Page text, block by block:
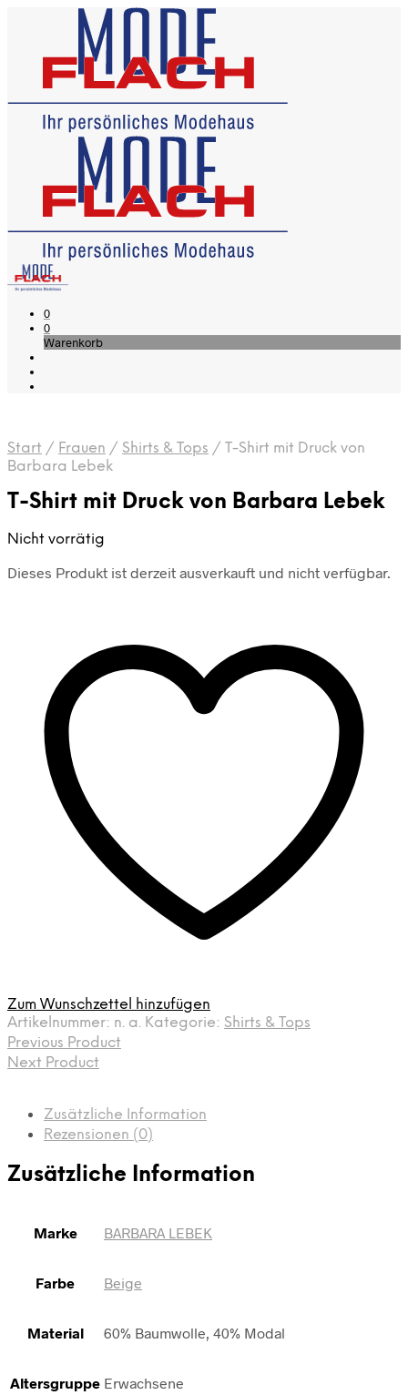
0
0
Warenkorb
Start / Frauen / Shirts & Tops / T-Shirt mit Druck von
Barbara Lebek
T-Shirt mit Druck von Barbara Lebek
Nicht vorrätig
Dieses Produkt ist derzeit ausverkauft und nicht verfügbar.
Zum Wunschzettel hinzufügen
Artikelnummer: n. a. Kategorie: Shirts & Tops
Previous Product
Next Product
Zusätzliche Information
Rezensionen (0)
Zusätzliche Information
Marke BARBARA LEBEK
Farbe Beige
Material 60% Baumwolle, 40% Modal
Altersgruppe Erwachsene